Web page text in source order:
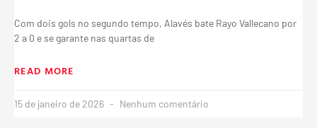
Com dois gols no segundo tempo, Alavés bate Rayo Vallecano por
2 a 0 e se garante nas quartas de
READ MORE
15 de janeiro de 2026 Nenhum comentário